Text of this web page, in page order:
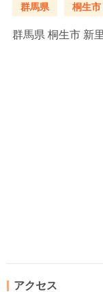
群馬県 桐生市
群馬県 桐生市 新
アクセス